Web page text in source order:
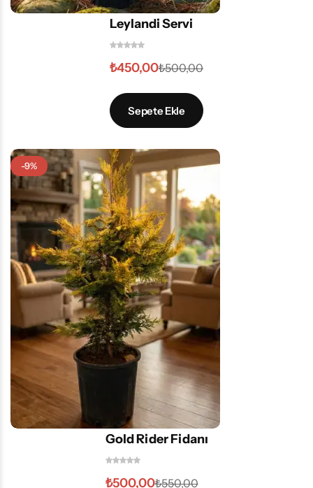
Leylandi Servi
₺500,00
₺450,00
Sepete Ekle
-9%
Gold Rider Fidanı
₺550,00
₺500,00